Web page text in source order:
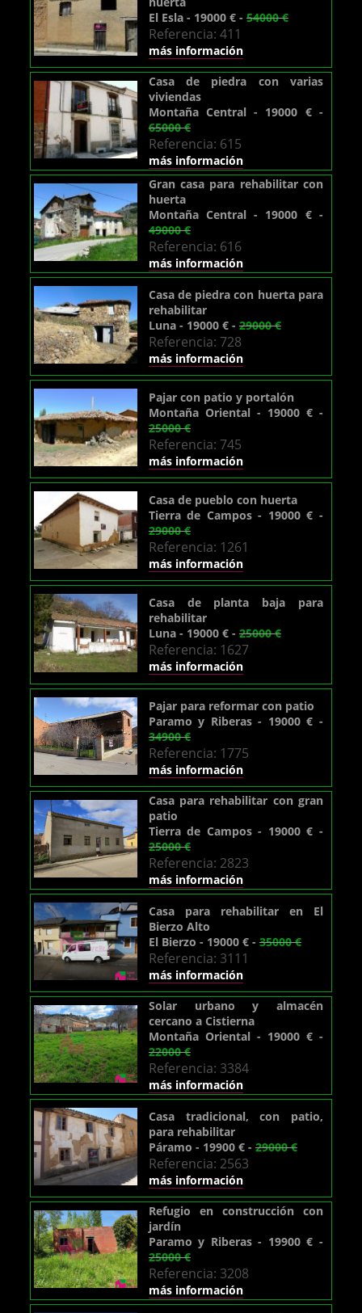
El Esla - 19000 € - 54000 €
Referencia: 411
más información
Casa de piedra con varias
viviendas
Montaña Central - 19000 € -
65000 €
Referencia: 615
más información
Gran casa para rehabilitar con
huerta
Montaña Central - 19000 € -
49000 €
Referencia: 616
más información
Casa de piedra con huerta para
rehabilitar
Luna - 19000 € - 29000 €
Referencia: 728
más información
Pajar con patio y portalón
Montaña Oriental - 19000 € -
25000 €
Referencia: 745
más información
Casa de pueblo con huerta
Tierra de Campos - 19000 € -
29000 €
Referencia: 1261
más información
Casa de planta baja para
rehabilitar
Luna - 19000 € - 25000 €
Referencia: 1627
más información
Pajar para reformar con patio
Paramo y Riberas - 19000 € -
34900 €
Referencia: 1775
más información
Casa para rehabilitar con gran
patio
Tierra de Campos - 19000 € -
25000 €
Referencia: 2823
más información
Casa para rehabilitar en El
Bierzo Alto
El Bierzo - 19000 € - 35000 €
Referencia: 3111
más información
Solar urbano y almacén
cercano a Cistierna
Montaña Oriental - 19000 € -
22000 €
Referencia: 3384
más información
Casa tradicional, con patio,
para rehabilitar
Páramo - 19900 € - 29000 €
Referencia: 2563
más información
Refugio en construcción con
jardín
Paramo y Riberas - 19900 € -
25000 €
Referencia: 3208
más información